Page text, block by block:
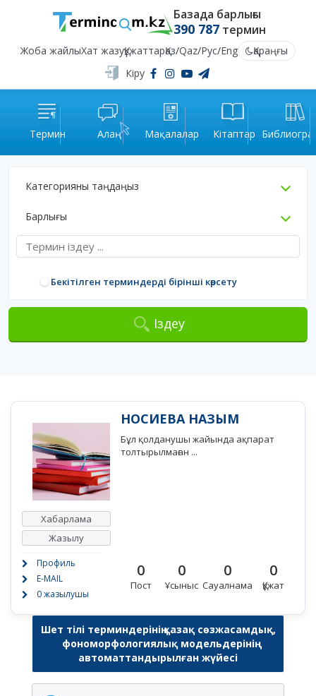
Базада барлығы
390 787термин
Жоба жайлыХат жазуҚұжаттарҚаз/Qaz/Рус/Eng
Қараңғы
Кіру
Термин Алаң Мақалалар Кітаптар
Категорияны таңдаңыз
Барлығы
Бекітілген терминдерді бірінші көрсету
Іздеу
Хабарлама
Жазылу
Профиль
E-MAIL
0 жазылушы
НОСИЕВА НАЗЫМ
Бұл қолданушы жайында ақпарат
толтырылмаған ...
0
Пост
0
Ұсыныс
0
Сауалнама
0
Құжат
Шет тілі терминдерінің қазақ сөзжасамдық,
фономорфологиялық модельдерінің
автоматтандырылған жүйесі